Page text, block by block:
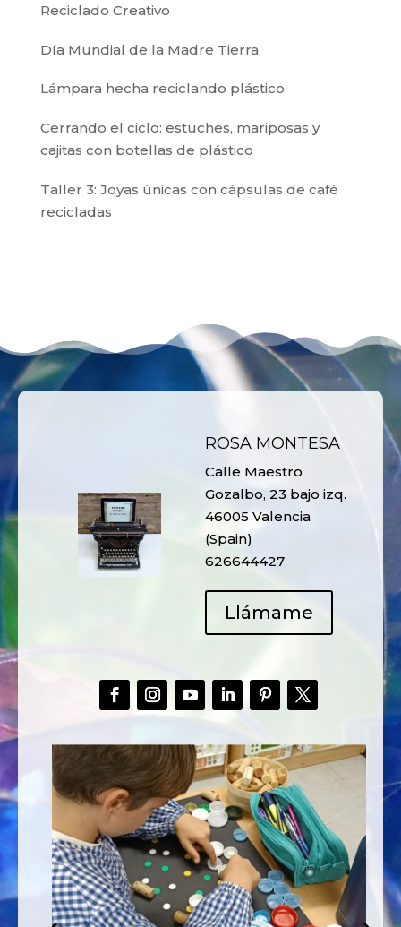
Reciclado Creativo
Día Mundial de la Madre Tierra
Lámpara hecha reciclando plástico
Cerrando el ciclo: estuches, mariposas y
cajitas con botellas de plástico
Taller 3: Joyas únicas con cápsulas de café
recicladas
ROSA MONTESA
Calle Maestro
Gozalbo, 23 bajo izq.
46005 Valencia
(Spain)
626644427
Llámame